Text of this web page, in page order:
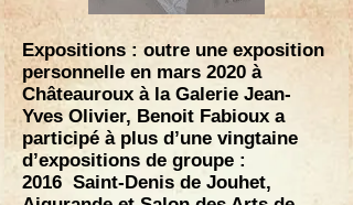
Expositions : outre une exposition
personnelle en mars 2020 à
Châteauroux à la Galerie Jean-
Yves Olivier, Benoit Fabioux a
participé à plus d’une vingtaine
d’expositions de groupe :
2016 Saint-Denis de Jouhet,